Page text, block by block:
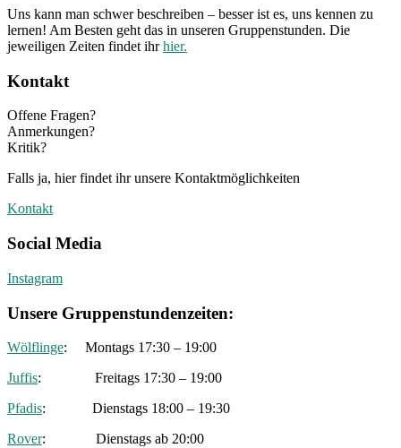
Uns kann man schwer beschreiben – besser ist es, uns kennen zu
lernen! Am Besten geht das in unseren Gruppenstunden. Die
jeweiligen Zeiten findet ihrhier.
Kontakt
Offene Fragen?
Anmerkungen?
Kritik?
Falls ja, hier findet ihr unsere Kontaktmöglichkeiten
Kontakt
Social Media
Instagram
Unsere Gruppenstundenzeiten:
Wölflinge: Montags 17:30 – 19:00
Juffis: Freitags 17:30 – 19:00
Pfadis: Dienstags 18:00 – 19:30
Rover: Dienstags ab 20:00